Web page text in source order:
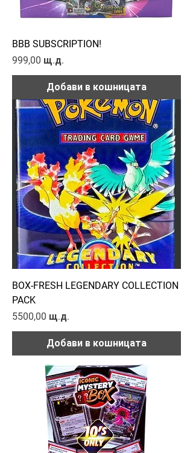
BBB SUBSCRIPTION!
Цена
999,00 щ.д.
Добави в кошницата
BOX-FRESH LEGENDARY COLLECTION
PACK
Цена
5500,00 щ.д.
Добави в кошницата